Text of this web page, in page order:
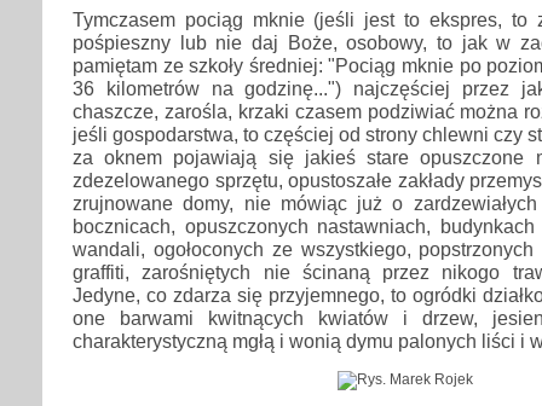
Tymczasem pociąg mknie (jeśli jest to ekspres, to
pośpieszny lub nie daj Boże, osobowy, to jak w
pamiętam ze szkoły średniej: "Pociąg mknie po
36 kilometrów na godzinę...") najczęściej przez
chaszcze, zarośla, krzaki czasem podziwiać można
jeśli gospodarstwa, to częściej od strony chlewni czy
za oknem pojawiają się jakieś stare opuszczone
zdezelowanego sprzętu, opustoszałe zakłady
zrujnowane domy, nie mówiąc już o
bocznicach, opuszczonych nastawniach,
wandali, ogołoconych ze wszystkiego,
graffiti, zarośniętych nie ścinaną przez nikogo
Jedyne, co zdarza się przyjemnego, to ogródki
one barwami kwitnących kwiatów i drzew,
charakterystyczną mgłą i wonią dymu palonych liści i